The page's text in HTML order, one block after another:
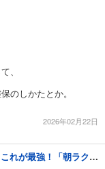
、
のしかたとか。
2026年02月22日
料理だけオレンジページvol.5 これが最強！「朝ラク」弁当